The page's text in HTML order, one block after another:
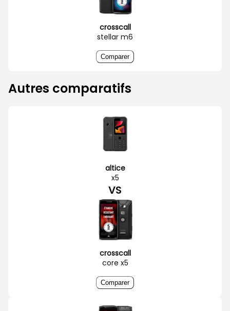
crosscall
stellar m6
Comparer
Autres comparatifs
altice
x5
VS
crosscall
core x5
Comparer